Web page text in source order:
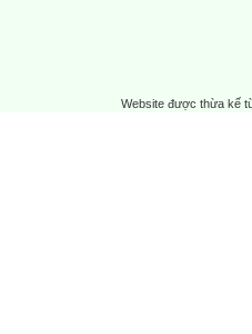
Website được thừa kế